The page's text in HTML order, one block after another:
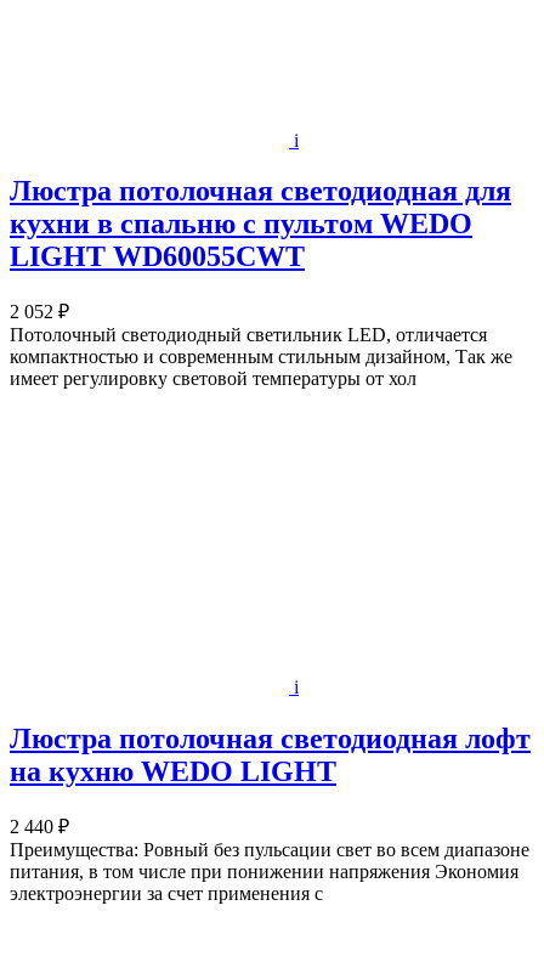
i
Люстра потолочная светодиодная для
кухни в спальню с пультом WEDO
LIGHT WD60055CWT
2 052 ₽
Потолочный светодиодный светильник LED, отличается
компактностью и современным стильным дизайном, Так же
имеет регулировку световой температуры от хол
i
Люстра потолочная светодиодная лофт
на кухню WEDO LIGHT
2 440 ₽
Преимущества: Ровный без пульсации свет во всем диапазоне
питания, в том числе при понижении напряжения Экономия
электроэнергии за счет применения с